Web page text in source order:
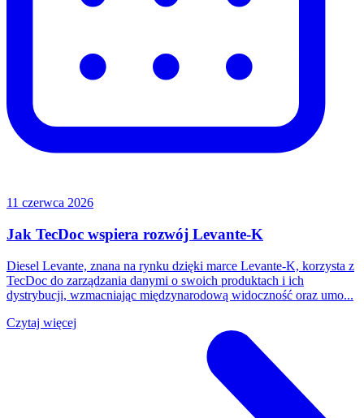
11 czerwca 2026
Jak TecDoc wspiera rozwój Levante-K
Diesel Levante, znana na rynku dzięki marce Levante-K, korzysta z
TecDoc do zarządzania danymi o swoich produktach i ich
dystrybucji, wzmacniając międzynarodową widoczność oraz umo...
Czytaj więcej